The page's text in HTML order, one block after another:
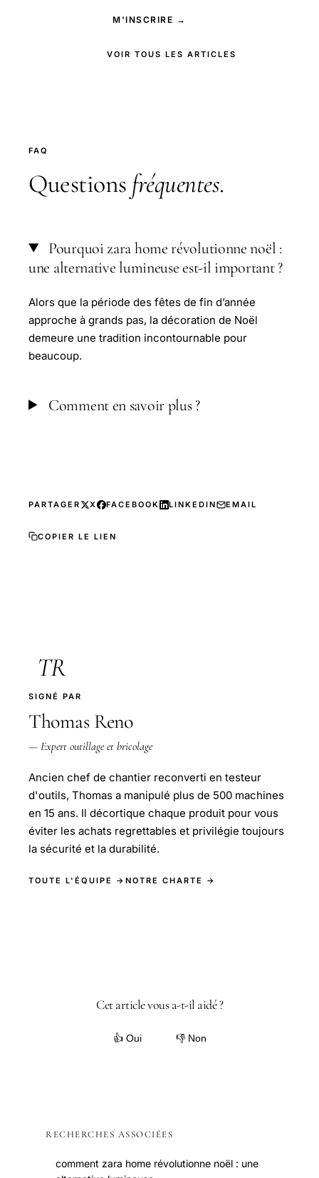
M'INSCRIRE →
VOIR TOUS LES ARTICLES
FAQ
Questions fréquentes.
Pourquoi zara home révolutionne noël :
une alternative lumineuse est-il important ?
Alors que la période des fêtes de fin d’année
approche à grands pas, la décoration de Noël
demeure une tradition incontournable pour
beaucoup.
Comment en savoir plus ?
PARTAGER X FACEBOOK LINKEDIN EMAIL
COPIER LE LIEN
TR
SIGNÉ PAR
Thomas Reno
— Expert outillage et bricolage
Ancien chef de chantier reconverti en testeur
d'outils, Thomas a manipulé plus de 500 machines
en 15 ans. Il décortique chaque produit pour vous
éviter les achats regrettables et privilégie toujours
la sécurité et la durabilité.
TOUTE L'ÉQUIPE → NOTRE CHARTE →
Cet article vous a-t-il aidé ?
👍 Oui 👎 Non
RECHERCHES ASSOCIÉES
comment zara home révolutionne noël : une